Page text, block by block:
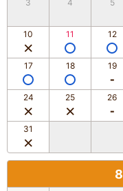
3 4 5
10 11 12
17 18 19
24 25 26
31